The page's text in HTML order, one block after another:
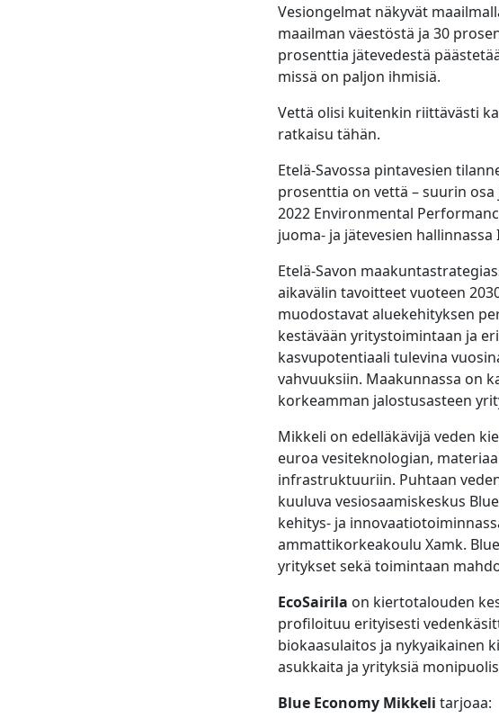
Vesiongelmat näkyvät
maailman väestöstä ja 30
prosenttia jätevedestä
missä on paljon ihmisiä.
Vettä olisi kuitenkin riittävästi
ratkaisu tähän.
Etelä-Savossa pintavesien
prosenttia on vettä – suurin
2022 Environmental
juoma- ja jätevesien
Etelä-Savon
aikavälin tavoitteet vuoteen
muodostavat aluekehityksen
kestävään yritystoimintaan ja
kasvupotentiaali tulevina
vahvuuksiin. Maakunnassa on
korkeamman jalostusasteen
Mikkeli on edelläkävijä veden
euroa vesiteknologian,
infrastruktuuriin. Puhtaan
kuuluva vesiosaamiskeskus
kehitys- ja
ammattikorkeakoulu Xamk.
yritykset sekä toimintaan
EcoSairila on kiertotalouden
profiloituu erityisesti
biokaasulaitos ja nykyaikainen
asukkaita ja yrityksiä
Blue Economy Mikkeli tarjoaa: